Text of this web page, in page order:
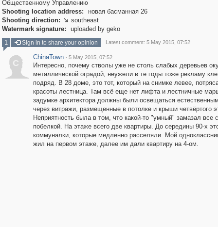
Общественному Управлению
Shooting location address:
новая басманная 26
Shooting direction:  southeast
Watermark signature:
uploaded by geko
1
Sign in to share your opinion Latest comment: 5 May 2015, 07:52
C
ChinaTown · 5 May 2015, 07:52
Интересно, почему стволы уже не столь слабых деревьев
металлической оградой, неужели в те годы тоже рекламу
подряд. В 28 доме, это тот, который на снимке левее,
красоты лестница. Там всё еще нет лифта и лестничные
задумке архитектора должны были освещаться
через витражи, размещенные в потолке и крыши четвёртого
Неприятность была в том, что какой-то "умный" замазал все
побелкой. На этаже всего две квартиры. До середины 90-х
коммуналки, которые медленно расселяли. Мой
жил на первом этаже, далее им дали квартиру на 4-ом.